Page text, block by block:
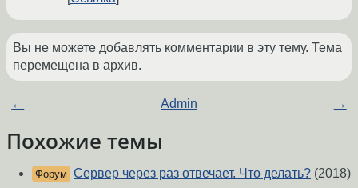
Вы не можете добавлять комментарии в эту тему. Тема
перемещена в архив.
← Admin →
Похожие темы
Форум Сервер через раз отвечает. Что делать? (2018)